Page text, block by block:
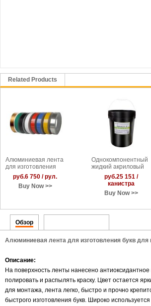
Related Products
Алюминиевая лента
для изготовления
букв для вывесок
(60мм x 95м)
руб.6 750 / рул.
Buy Now >>
Однокомпонентный
жидкий акриловый
клей/гель
(отверждение при
УФ лучах;
суперсимметрия)
руб.25 151 /
канистра
Buy Now >>
Обзор
Алюминиевая лента для изготовления букв
Описание:
На поверхность ленты нанесено
полировать и распылять краску. Цвет остается
для монтажа, лента легко, быстро и прочно
быстрого изготовления букв. Широко